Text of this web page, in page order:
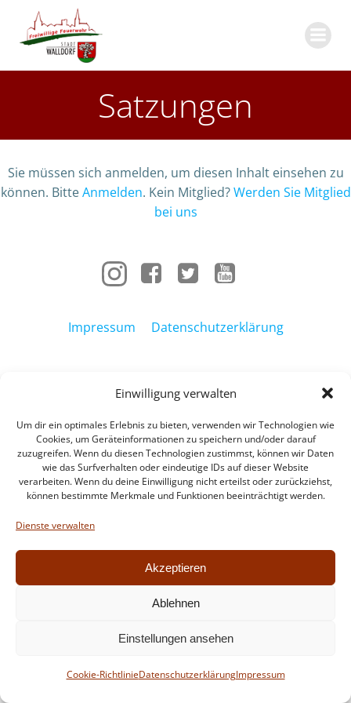
Einwilligung verwalten
Um dir ein optimales Erlebnis zu bieten, verwenden wir Technologien wie
Cookies, um Geräteinformationen zu speichern und/oder darauf
zuzugreifen. Wenn du diesen Technologien zustimmst, können wir Daten
wie das Surfverhalten oder eindeutige IDs auf dieser Website
verarbeiten. Wenn du deine Einwilligung nicht erteilst oder zurückziehst,
können bestimmte Merkmale und Funktionen beeinträchtigt werden.
Dienste verwalten
Akzeptieren
Ablehnen
Einstellungen ansehen
Cookie-RichtlinieDatenschutzerklärungImpressum
Satzungen
Sie müssen sich anmelden, um diesen Inhalt einsehen zu
können. BitteAnmelden. Kein Mitglied?Werden Sie Mitglied
bei uns
Impressum Datenschutzerklärung
© 2026 Feuerwehr Walldorf. Created for free using
WordPress andColibri